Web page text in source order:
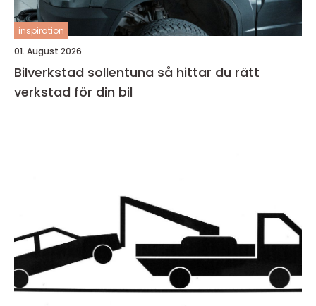
inspiration
01. August 2026
Bilverkstad sollentuna så hittar du rätt
verkstad för din bil